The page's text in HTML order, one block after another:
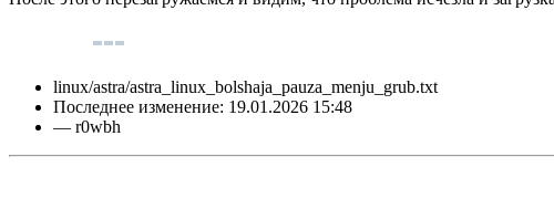
linux/astra/astra_linux_bolshaja_pauza_menju_grub.txt
Последнее изменение: 19.01.2026 15:48
— r0wbh